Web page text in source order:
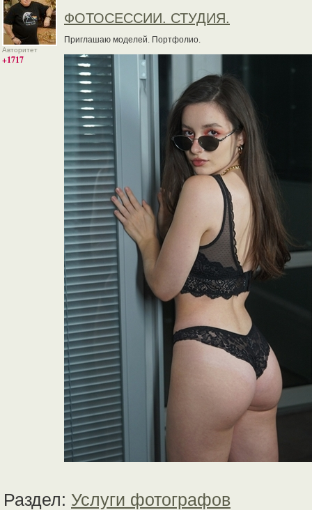
Авторитет
+1717
ФОТОСЕССИИ. СТУДИЯ.
Приглашаю моделей. Портфолио.
Раздел: Услуги фотографов